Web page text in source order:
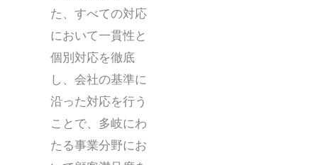
た、すべての対応
において一貫性と
個別対応を徹底
し、会社の基準に
沿った対応を行う
ことで、多岐にわ
たる事業分野にお